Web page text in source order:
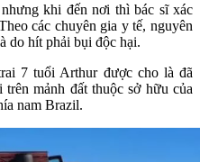
khi đến nơi thì bác sĩ xác
các chuyên gia y tế, nguyên
do hít phải bụi độc hại.
7 tuổi Arthur được cho là đã
mảnh đất thuộc sở hữu của
nam Brazil.